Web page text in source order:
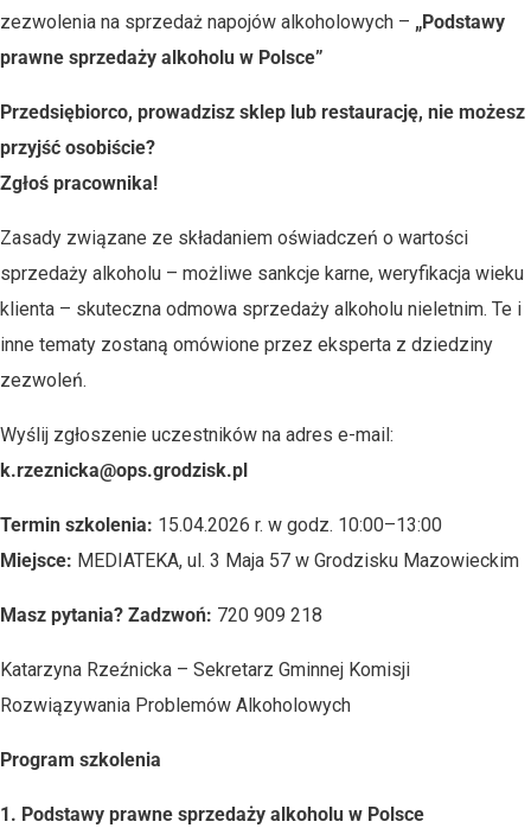
zezwolenia na sprzedaż napojów alkoholowych – „Podstawy
prawne sprzedaży alkoholu w Polsce”
Przedsiębiorco, prowadzisz sklep lub restaurację, nie możesz
przyjść osobiście?
Zgłoś pracownika!
Zasady związane ze składaniem oświadczeń o wartości
sprzedaży alkoholu – możliwe sankcje karne, weryfikacja wieku
klienta – skuteczna odmowa sprzedaży alkoholu nieletnim. Te i
inne tematy zostaną omówione przez eksperta z dziedziny
zezwoleń.
Wyślij zgłoszenie uczestników na adres e-mail:
k.rzeznicka@ops.grodzisk.pl
Termin szkolenia: 15.04.2026 r. w godz. 10:00–13:00
Miejsce: MEDIATEKA, ul. 3 Maja 57 w Grodzisku Mazowieckim
Masz pytania? Zadzwoń: 720 909 218
Katarzyna Rzeźnicka – Sekretarz Gminnej Komisji
Rozwiązywania Problemów Alkoholowych
Program szkolenia
1. Podstawy prawne sprzedaży alkoholu w Polsce